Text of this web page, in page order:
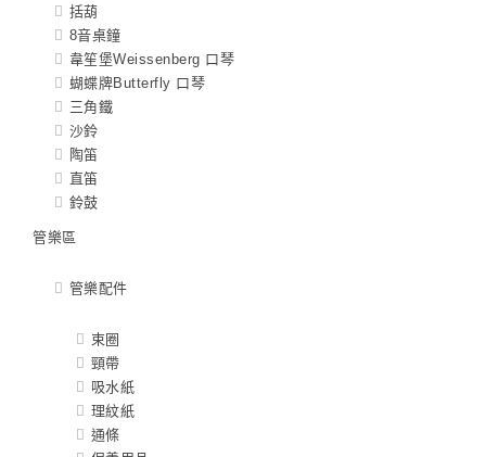
括葫
8音桌鐘
韋笙堡Weissenberg 口琴
蝴蝶牌Butterfly 口琴
三角鐵
沙鈴
陶笛
直笛
鈴鼓
管樂區
管樂配件
束圈
頸帶
吸水紙
理紋紙
通條